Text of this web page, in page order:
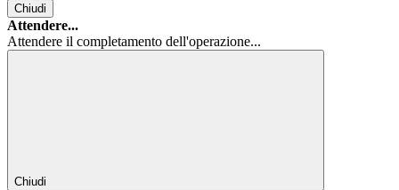
Chiudi
Attendere...
Attendere il completamento dell'operazione...
Chiudi